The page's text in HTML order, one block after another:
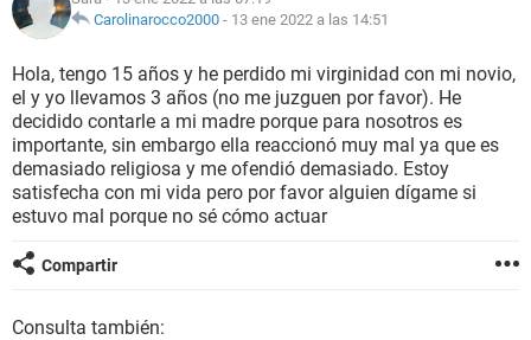
NUTRICIÓN
BIENESTAR
SEXUALIDAD
GLOSARIO
Carolinarocco2000 - 13 ene 2022 a las 14:51
Hola, tengo 15 años y he perdido mi virginidad con mi novio,
el y yo llevamos 3 años (no me juzguen por favor). He
decidido contarle a mi madre porque para nosotros es
importante, sin embargo ella reaccionó muy mal ya que es
demasiado religiosa y me ofendió demasiado. Estoy
satisfecha con mi vida pero por favor alguien dígame si
estuvo mal porque no sé cómo actuar
Compartir
Consulta también: